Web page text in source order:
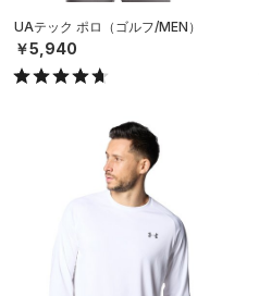
UAテック ポロ（ゴルフ/MEN）
￥5,940